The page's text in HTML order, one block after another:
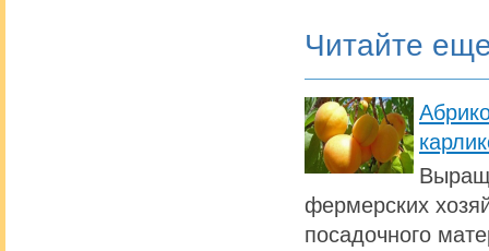
Читайте
фермерских
посадочного